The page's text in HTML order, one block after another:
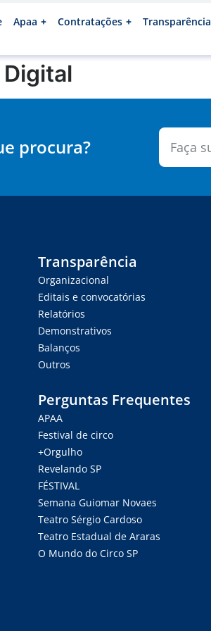
Apaa Contratações Transparência
procura?
Transparência
Organizacional
Editais e convocatórias
Relatórios
Demonstrativos
Balanços
Outros
Perguntas Frequentes
APAA
Festival de circo
+Orgulho
Revelando SP
FÉSTIVAL
Semana Guiomar Novaes
Teatro Sérgio Cardoso
Teatro Estadual de Araras
O Mundo do Circo SP